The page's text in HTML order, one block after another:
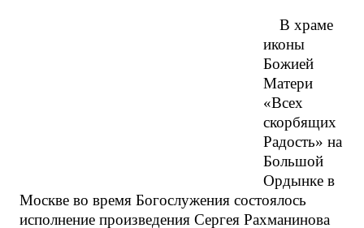
В храме
иконы
Божией
Матери
«Всех
скорбящих
Радость» на
Большой
Ордынке в
Москве во время Богослужения состоялось
исполнение произведения Сергея Рахманинова